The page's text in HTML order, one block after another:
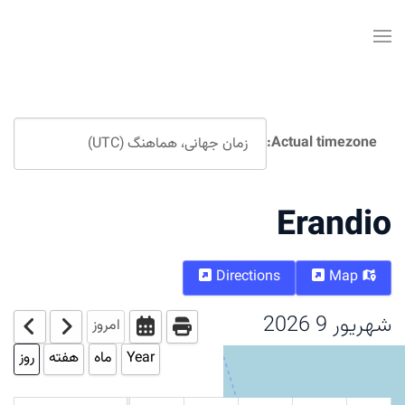
Actual timezone:
Erandio
Map
Directions
امروز شهریور 9 2026
روز هفته ماه Year